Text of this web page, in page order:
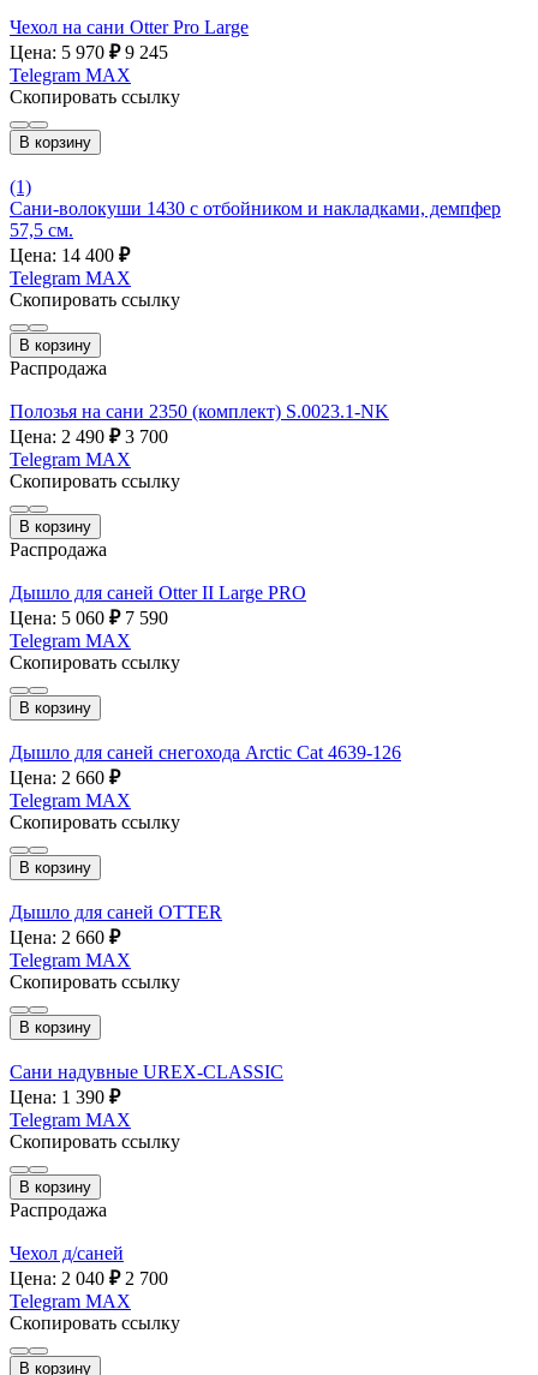
Чехол на сани Otter Pro Large
Цена: 5 970 ₽ 9 245
Telegram MAX
Скопировать ссылку
В корзину
(1)
Сани-волокуши 1430 с отбойником и накладками, демпфер
57,5 см.
Цена: 14 400 ₽
Telegram MAX
Скопировать ссылку
В корзину
Распродажа
Полозья на сани 2350 (комплект) S.0023.1-NK
Цена: 2 490 ₽ 3 700
Telegram MAX
Скопировать ссылку
В корзину
Распродажа
Дышло для саней Otter II Large PRO
Цена: 5 060 ₽ 7 590
Telegram MAX
Скопировать ссылку
В корзину
Дышло для саней снегохода Arctic Cat 4639-126
Цена: 2 660 ₽
Telegram MAX
Скопировать ссылку
В корзину
Дышло для саней OTTER
Цена: 2 660 ₽
Telegram MAX
Скопировать ссылку
В корзину
Сани надувные UREX-CLASSIC
Цена: 1 390 ₽
Telegram MAX
Скопировать ссылку
В корзину
Распродажа
Чехол д/саней
Цена: 2 040 ₽ 2 700
Telegram MAX
Скопировать ссылку
В корзину